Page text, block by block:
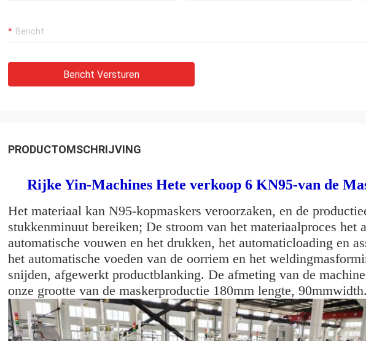
Bericht Versturen
PRODUCTOMSCHRIJVING
Rijke Yin-Machines Hete verkoop 6 KN95-van de
Het materiaal kan N95-kopmaskers veroorzaken, en de
stukkenminuut bereiken; De stroom van het materiaalproces het
automatische vouwen en het drukken, het automaticloading en
het automatische voeden van de oorriem en het
snijden, afgewerkt productblanking. De afmeting van de
onze grootte van de maskerproductie 180mm lengte, 90mmwidth.